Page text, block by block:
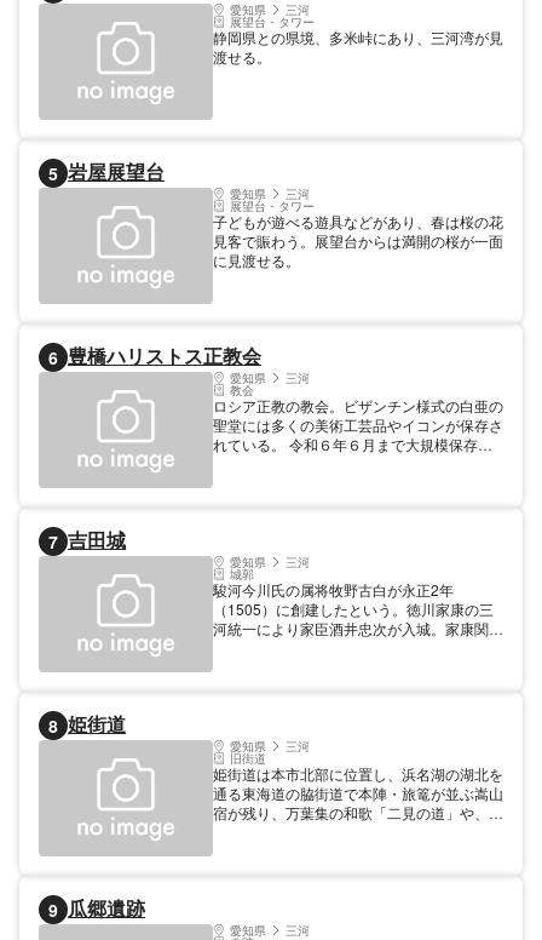
愛知県 三河
展望台・タワー
静岡県との県境、多米峠にあり、三河湾が見
渡せる。
5 岩屋展望台
愛知県 三河
展望台・タワー
子どもが遊べる遊具などがあり、春は桜の花
見客で賑わう。展望台からは満開の桜が一面
に見渡せる。
6 豊橋ハリストス正教会
愛知県 三河
教会
ロシア正教の教会。ビザンチン様式の白亜の
聖堂には多くの美術工芸品やイコンが保存さ
れている。 令和６年６月まで大規模保存修
7 吉田城
愛知県 三河
城郭
駿河今川氏の属将牧野古白が永正2年
（1505）に創建したという。徳川家康の三
河統一により家臣酒井忠次が入城。家康関東
攻めて三河を平定し、功によって吉田城を与
えられた。姉川の戦、三方ケ原の戦、長篠の
戦、小牧・長久手の戦などに活躍して功をた
て、家康四天王の1人と称された。◎池田輝
政（1564-1613）春日井郡清須生れの武将。
8 姫街道
愛知県 三河
旧街道
姫街道は本市北部に位置し、浜名湖の湖北を
通る東海道の脇街道で本陣・旅篭が並ぶ嵩山
宿が残り、万葉集の和歌「二見の道」や、八
宗寺・石畳道・国の史跡「嵩山蛇穴」・嵩山
9 瓜郷遺跡
愛知県 三河